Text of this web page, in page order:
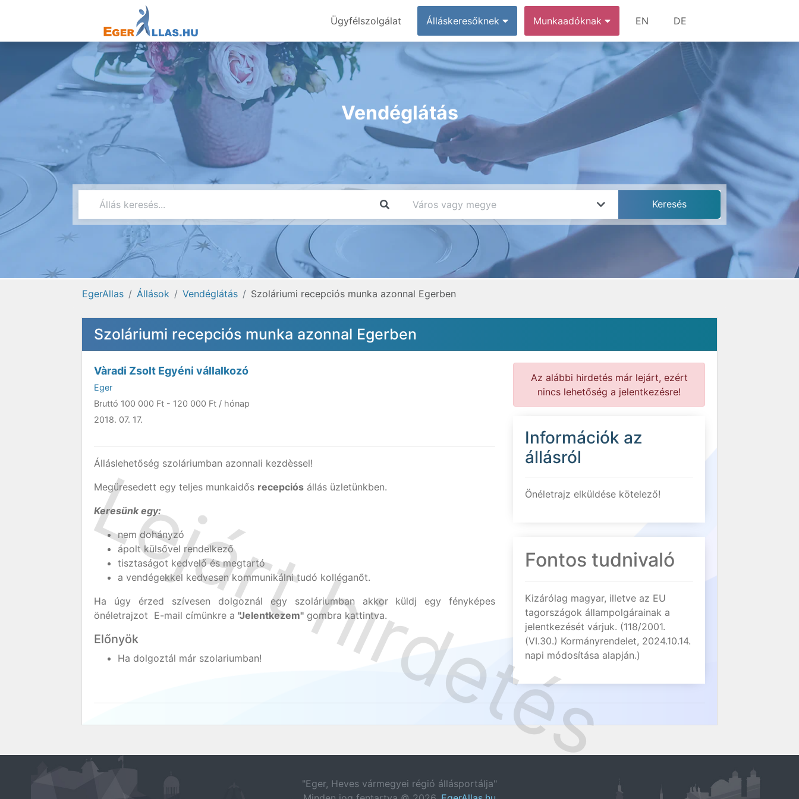
Ügyfélszolgálat Álláskeresőknek Munkaadóknak EN DE
Vendéglátás
EgerAllas Állások Vendéglátás Szoláriumi recepciós munka azonnal Egerben
Szoláriumi recepciós munka azonnal Egerben
Vàradi Zsolt Egyéni vállalkozó
Eger
Bruttó 100 000 Ft - 120 000 Ft / hónap
2018. 07. 17.
Álláslehetőség szoláriumban azonnali kezdèssel!
Megüresedett egy teljes munkaidős recepciós állás üzletünkben.
Keresünk egy:
nem dohányzó
ápolt külsővel rendelkező
tisztaságot kedvelő és megtartó
a vendégekkel kedvesen kommunikálni tudó kolléganőt.
Ha úgy érzed szívesen dolgoznál egy szoláriumban akkor küldj egy fényképes
önéletrajzot E-mail címünkre a "Jelentkezem" gombra kattintva.
Előnyök
Ha dolgoztál már szolariumban!
Az alábbi hirdetés már lejárt, ezért
nincs lehetőség a jelentkezésre!
Információk az
állásról
Önéletrajz elküldése kötelező!
Fontos tudnivaló
Kizárólag magyar, illetve az EU
tagországok állampolgárainak a
jelentkezését várjuk. (118/2001.
(VI.30.) Kormányrendelet, 2024.10.14.
napi módosítása alapján.)
"Eger, Heves vármegyei régió állásportálja"